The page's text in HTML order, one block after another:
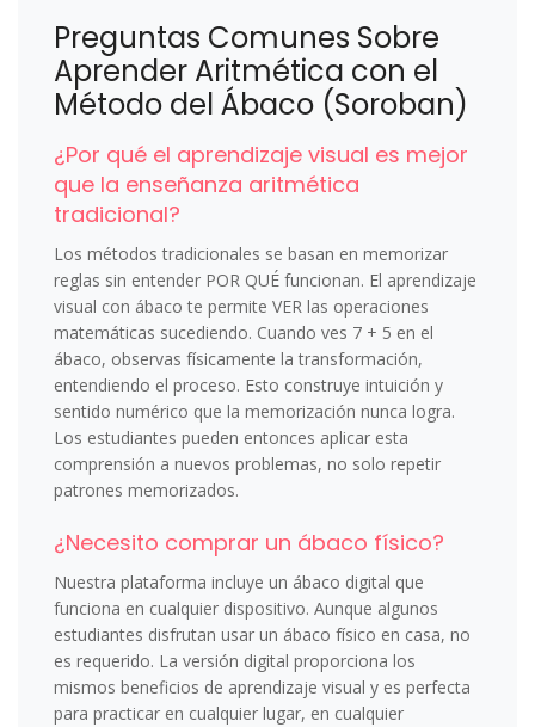
Preguntas Comunes Sobre
Aprender Aritmética con el
Método del Ábaco (Soroban)
¿Por qué el aprendizaje visual es mejor
que la enseñanza aritmética
tradicional?
Los métodos tradicionales se basan en memorizar
reglas sin entender POR QUÉ funcionan. El aprendizaje
visual con ábaco te permite VER las operaciones
matemáticas sucediendo. Cuando ves 7 + 5 en el
ábaco, observas físicamente la transformación,
entendiendo el proceso. Esto construye intuición y
sentido numérico que la memorización nunca logra.
Los estudiantes pueden entonces aplicar esta
comprensión a nuevos problemas, no solo repetir
patrones memorizados.
¿Necesito comprar un ábaco físico?
Nuestra plataforma incluye un ábaco digital que
funciona en cualquier dispositivo. Aunque algunos
estudiantes disfrutan usar un ábaco físico en casa, no
es requerido. La versión digital proporciona los
mismos beneficios de aprendizaje visual y es perfecta
para practicar en cualquier lugar, en cualquier